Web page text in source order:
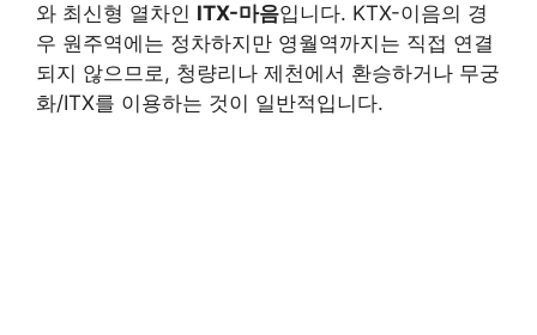
와 최신형 열차인 ITX-마음입니다. KTX-이음의 경
우 원주역에는 정차하지만 영월역까지는 직접 연결
되지 않으므로, 청량리나 제천에서 환승하거나 무궁
화/ITX를 이용하는 것이 일반적입니다.